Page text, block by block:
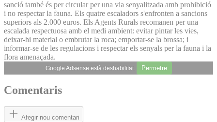
sanció també és per circular per una via senyalitzada amb prohibició
i no respectar la fauna. Els quatre escaladors s'enfronten a sancions
superiors als 2.000 euros. Els Agents Rurals recomanen per una
escalada respectuosa amb el medi ambient: evitar pintar les vies,
deixar-hi material o embrutar la roca; emportar-se la brossa; i
informar-se de les regulacions i respectar els senyals per la fauna i la
flora amenaçada.
Google Adsense està deshabilitat. Permetre
Comentaris
Afegir nou comentari